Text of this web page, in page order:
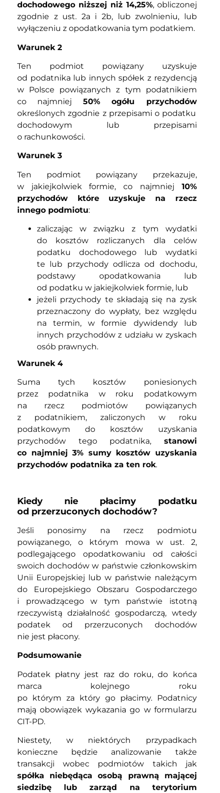
dochodowego niższej niż 14,25%, obliczonej
zgodnie z ust. 2a i 2b, lub zwolnieniu, lub
wyłączeniu z opodatkowania tym podatkiem.
Warunek 2
Ten podmiot powiązany uzyskuje
od podatnika lub innych spółek z rezydencją
w Polsce powiązanych z tym podatnikiem
co najmniej 50% ogółu przychodów
określonych zgodnie z przepisami o podatku
dochodowym lub przepisami
o rachunkowości.
Warunek 3
Ten podmiot powiązany przekazuje,
w jakiejkolwiek formie, co najmniej 10%
przychodów które uzyskuje na rzecz
innego podmiotu:
zaliczając w związku z tym wydatki
do kosztów rozliczanych dla celów
podatku dochodowego lub wydatki
te lub przychody odlicza od dochodu,
podstawy opodatkowania lub
od podatku w jakiejkolwiek formie, lub
jeżeli przychody te składają się na zysk
przeznaczony do wypłaty, bez względu
na termin, w formie dywidendy lub
innych przychodów z udziału w zyskach
osób prawnych.
Warunek 4
Suma tych kosztów poniesionych
przez podatnika w roku podatkowym
na rzecz podmiotów powiązanych
z podatnikiem, zaliczonych w roku
podatkowym do kosztów uzyskania
przychodów tego podatnika, stanowi
co najmniej 3% sumy kosztów uzyskania
przychodów podatnika za ten rok.
Kiedy nie płacimy podatku
od przerzuconych dochodów?
Jeśli ponosimy na rzecz podmiotu
powiązanego, o którym mowa w ust. 2,
podlegającego opodatkowaniu od całości
swoich dochodów w państwie członkowskim
Unii Europejskiej lub w państwie należącym
do Europejskiego Obszaru Gospodarczego
i prowadzącego w tym państwie istotną
rzeczywistą działalność gospodarczą, wtedy
podatek od przerzuconych dochodów
nie jest płacony.
Podsumowanie
Podatek płatny jest raz do roku, do końca
marca kolejnego roku
po którym za który go płacimy. Podatnicy
mają obowiązek wykazania go w formularzu
CIT-PD.
Niestety, w niektórych przypadkach
konieczne będzie analizowanie także
transakcji wobec podmiotów takich jak
spółka niebędąca osobą prawną mającej
siedzibę lub zarząd na terytorium